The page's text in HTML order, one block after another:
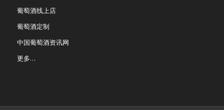
葡萄酒线上店
葡萄酒定制
中国葡萄酒资讯网
更多…